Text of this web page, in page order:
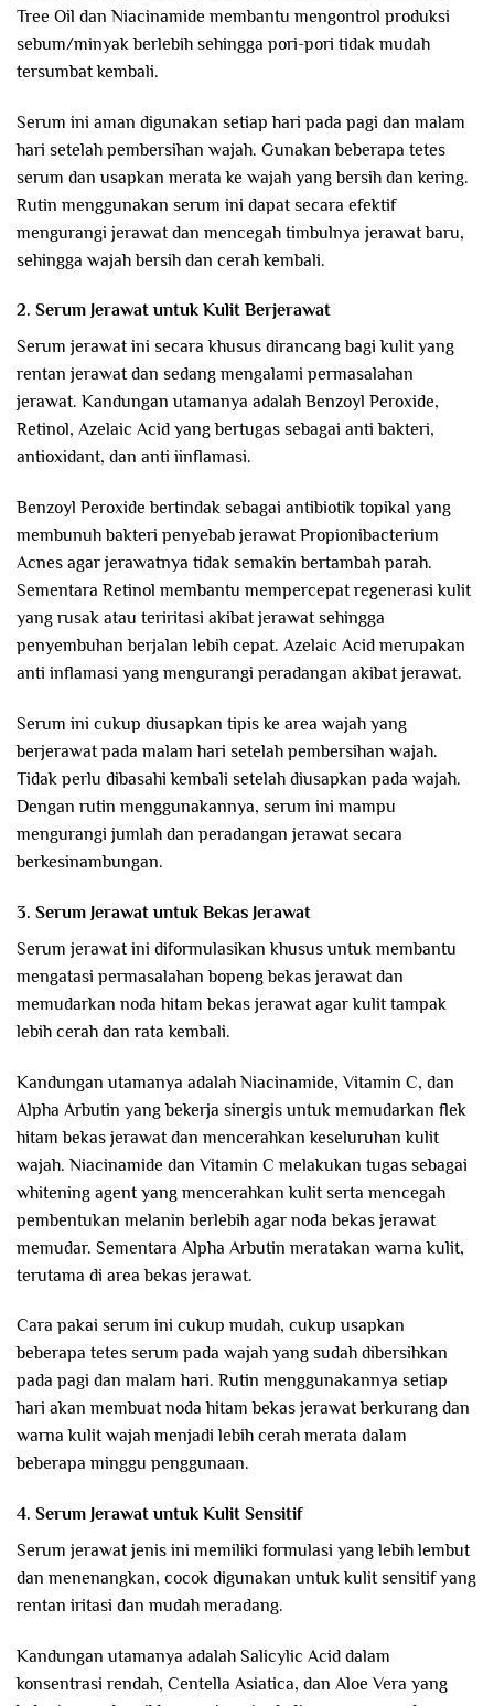
Tree Oil dan Niacinamide membantu mengontrol produksi
sebum/minyak berlebih sehingga pori-pori tidak mudah
tersumbat kembali.
Serum ini aman digunakan setiap hari pada pagi dan malam
hari setelah pembersihan wajah. Gunakan beberapa tetes
serum dan usapkan merata ke wajah yang bersih dan kering.
Rutin menggunakan serum ini dapat secara efektif
mengurangi jerawat dan mencegah timbulnya jerawat baru,
sehingga wajah bersih dan cerah kembali.
2. Serum Jerawat untuk Kulit Berjerawat
Serum jerawat ini secara khusus dirancang bagi kulit yang
rentan jerawat dan sedang mengalami permasalahan
jerawat. Kandungan utamanya adalah Benzoyl Peroxide,
Retinol, Azelaic Acid yang bertugas sebagai anti bakteri,
antioxidant, dan anti iinflamasi.
Benzoyl Peroxide bertindak sebagai antibiotik topikal yang
membunuh bakteri penyebab jerawat Propionibacterium
Acnes agar jerawatnya tidak semakin bertambah parah.
Sementara Retinol membantu mempercepat regenerasi kulit
yang rusak atau teriritasi akibat jerawat sehingga
penyembuhan berjalan lebih cepat. Azelaic Acid merupakan
anti inflamasi yang mengurangi peradangan akibat jerawat.
Serum ini cukup diusapkan tipis ke area wajah yang
berjerawat pada malam hari setelah pembersihan wajah.
Tidak perlu dibasahi kembali setelah diusapkan pada wajah.
Dengan rutin menggunakannya, serum ini mampu
mengurangi jumlah dan peradangan jerawat secara
berkesinambungan.
3. Serum Jerawat untuk Bekas Jerawat
Serum jerawat ini diformulasikan khusus untuk membantu
mengatasi permasalahan bopeng bekas jerawat dan
memudarkan noda hitam bekas jerawat agar kulit tampak
lebih cerah dan rata kembali.
Kandungan utamanya adalah Niacinamide, Vitamin C, dan
Alpha Arbutin yang bekerja sinergis untuk memudarkan flek
hitam bekas jerawat dan mencerahkan keseluruhan kulit
wajah. Niacinamide dan Vitamin C melakukan tugas sebagai
whitening agent yang mencerahkan kulit serta mencegah
pembentukan melanin berlebih agar noda bekas jerawat
memudar. Sementara Alpha Arbutin meratakan warna kulit,
terutama di area bekas jerawat.
Cara pakai serum ini cukup mudah, cukup usapkan
beberapa tetes serum pada wajah yang sudah dibersihkan
pada pagi dan malam hari. Rutin menggunakannya setiap
hari akan membuat noda hitam bekas jerawat berkurang dan
warna kulit wajah menjadi lebih cerah merata dalam
beberapa minggu penggunaan.
4. Serum Jerawat untuk Kulit Sensitif
Serum jerawat jenis ini memiliki formulasi yang lebih lembut
dan menenangkan, cocok digunakan untuk kulit sensitif yang
rentan iritasi dan mudah meradang.
Kandungan utamanya adalah Salicylic Acid dalam
konsentrasi rendah, Centella Asiatica, dan Aloe Vera yang